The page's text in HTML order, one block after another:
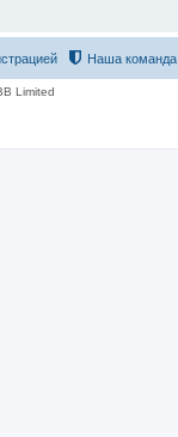
Наша команда
Limited